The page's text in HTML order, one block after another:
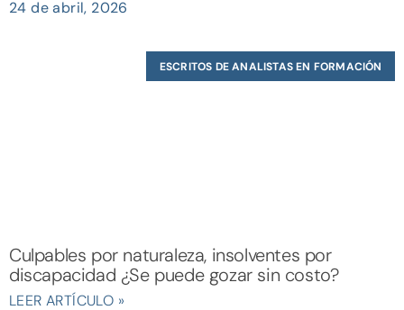
24 de abril, 2026
ESCRITOS DE ANALISTAS EN FORMACIÓN
Culpables por naturaleza, insolventes por
discapacidad ¿Se puede gozar sin costo?
LEER ARTÍCULO »